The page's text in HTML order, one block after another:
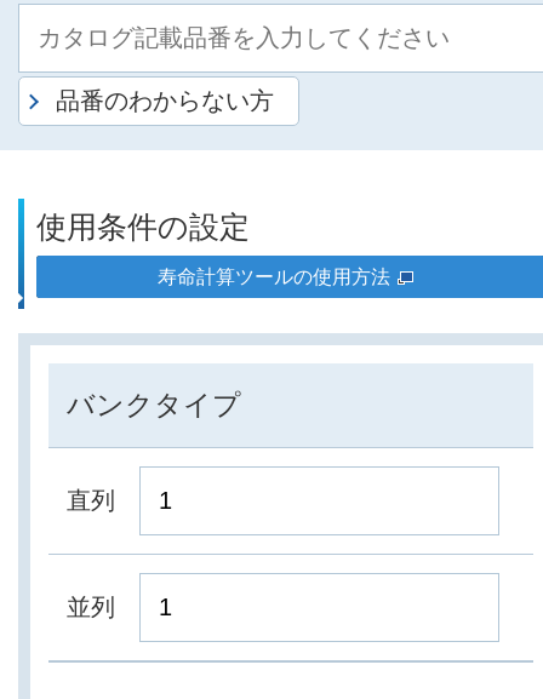
品番のわからない方
使用条件の設定
寿命計算ツールの使用方法
バンクタイプ
直列
並列